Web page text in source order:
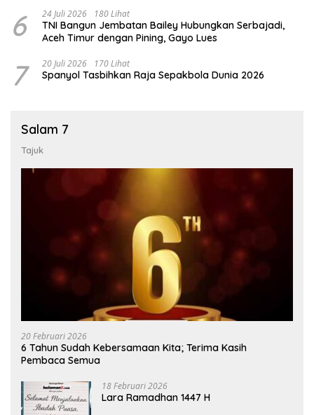
6 24 Juli 2026 180 Lihat
TNI Bangun Jembatan Bailey Hubungkan Serbajadi,
Aceh Timur dengan Pining, Gayo Lues
7 20 Juli 2026 170 Lihat
Spanyol Tasbihkan Raja Sepakbola Dunia 2026
Salam 7
Tajuk
20 Februari 2026
6 Tahun Sudah Kebersamaan Kita; Terima Kasih
Pembaca Semua
18 Februari 2026
Lara Ramadhan 1447 H